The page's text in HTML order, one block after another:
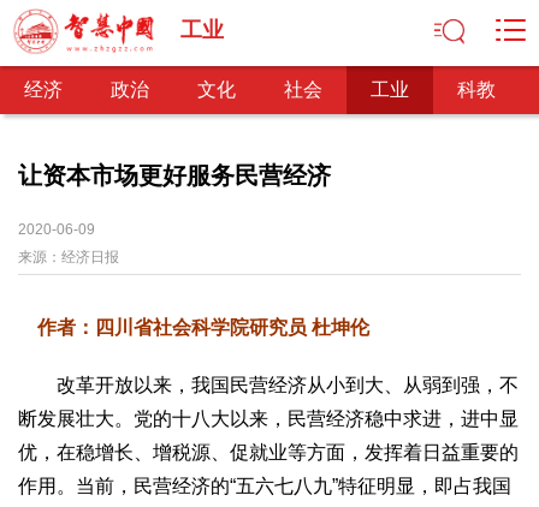
工业
经济 政治 文化 社会 工业 科教
经济
经济观察 产业纵横
深化改革 依法治国 司法公正 民主政治
观察思考
网文推荐
让资本市场更好服务民营经济
2020-06-09
来源： 经济日报
作者：四川省社会科学院研究员 杜坤伦
改革开放以来，我国民营经济从小到大、从弱到强，不
断发展壮大。党的十八大以来，民营经济稳中求进，进中显
优，在稳增长、增税源、促就业等方面，发挥着日益重要的
作用。当前，民营经济的“五六七八九”特征明显，即占我国